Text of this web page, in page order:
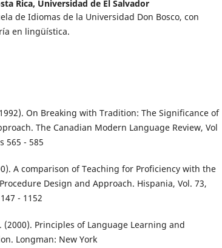
Rica, Universidad de El Salvador
de Idiomas de la Universidad Don Bosco, con
en lingüística.
On Breaking with Tradition: The Significance of
The Canadian Modern Language Review, Vol
565 - 585
A comparison of Teaching for Proficiency with the
Design and Approach. Hispania, Vol. 73,
- 1152
(2000). Principles of Language Learning and
Longman: New York